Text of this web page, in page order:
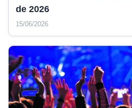
de 2026
15/06/2026